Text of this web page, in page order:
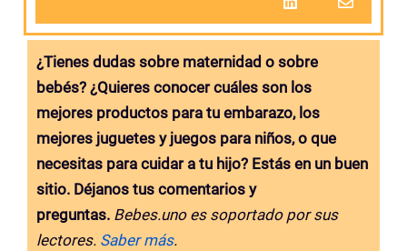
¿Tienes dudas sobre maternidad o sobre
bebés? ¿Quieres conocer cuáles son los
mejores productos para tu embarazo, los
mejores juguetes y juegos para niños, o que
necesitas para cuidar a tu hijo? Estás en un buen
sitio. Déjanos tus comentarios y
preguntas. Bebes.uno es soportado por sus
lectores. Saber más.